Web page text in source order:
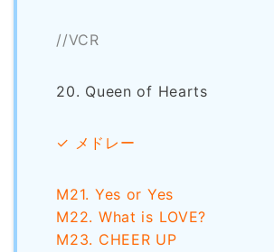
//VCR
20. Queen of Hearts
✓ メドレー
M21. Yes or Yes
M22. What is LOVE?
M23. CHEER UP